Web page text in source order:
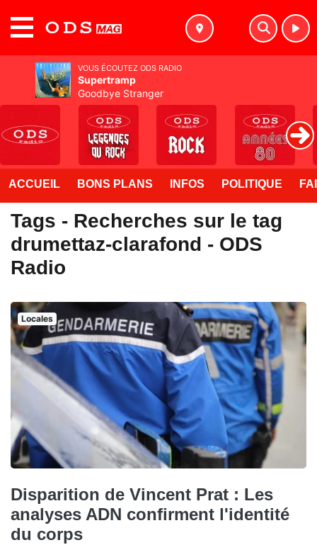
ACCUEIL BONS PLANS INFOS POLITIQUE
Tags - Recherches sur le tag
drumettaz-clarafond - ODS
Radio
Locales
Disparition de Vincent Prat : Les
analyses ADN confirment l'identité
du corps
VOUS ÉCOUTEZ ODS RADIO
Supertramp
Goodbye Stranger